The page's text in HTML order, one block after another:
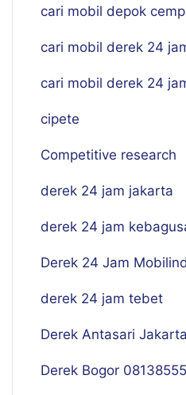
cari mobil depok
cari mobil derek 24
cari mobil derek 24
cipete
Competitive research
derek 24 jam jakarta
derek 24 jam
Derek 24 Jam
derek 24 jam tebet
Derek Antasari
Derek Bogor